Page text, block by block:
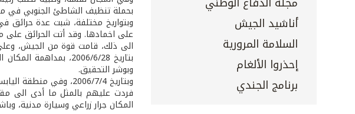
أناشيد الجيش
السلامة المرورية
إحذروا الألغام
برنامج الجندي
بحملة تنظيف الشاطئ الجنوبي في
وبتواريخ مختلفة، شبت عدة حرائق
على اخمادها. وقد أتت الحرائق على
الى ذلك، قامت قوة من الجيش،
بتاريخ 2006/6/28،
وبوشر التحقيق.
وبتاريخ 2006/7/4،
فردت عليهم بالمثل ما أدى الى
المكان جرار زراعي وسيارة مدنية،